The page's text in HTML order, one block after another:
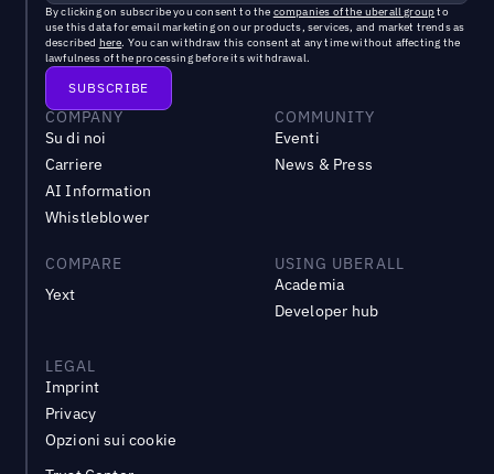
By clicking on subscribe you consent to the companies of the uberall groupto
use this data for email marketing on our products, services, and market trends as
described here. You can withdraw this consent at any time without affecting the
lawfulness of the processing before its withdrawal.
COMPANY
Su di noi
Carriere
AI Information
Whistleblower
COMMUNITY
Eventi
News & Press
COMPARE
Yext
USING UBERALL
Academia
Developer hub
LEGAL
Imprint
Privacy
Opzioni sui cookie